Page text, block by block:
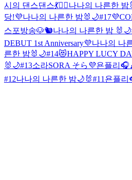
시의 댄스댄스💃❤️‍🔥나나의 나른한 밤
당!💜나나의 나른한 밤🐰🌙#17
스포방송🐶🐿나나의 나른한 밤
DEBUT 1st Anniversary💜나나의 나
른한 밤🐰🌙#14😻HAPPY LUCY
🐰🌙#13소라SORA そら💜욘플리
#12나나의 나른한 밤🌙🐰#11 욘플리